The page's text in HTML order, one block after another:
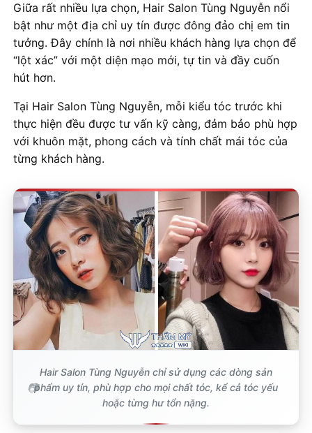
Giữa rất nhiều lựa chọn, Hair Salon Tùng Nguyễn nổi
bật như một địa chỉ uy tín được đông đảo chị em tin
tưởng. Đây chính là nơi nhiều khách hàng lựa chọn để
“lột xác” với một diện mạo mới, tự tin và đầy cuốn
hút hơn.
Tại Hair Salon Tùng Nguyễn, mỗi kiểu tóc trước khi
thực hiện đều được tư vấn kỹ càng, đảm bảo phù hợp
với khuôn mặt, phong cách và tính chất mái tóc của
từng khách hàng.
Hair Salon Tùng Nguyễn chỉ sử dụng các dòng sản
phẩm uy tín, phù hợp cho mọi chất tóc, kể cả tóc yếu
hoặc từng hư tổn nặng.